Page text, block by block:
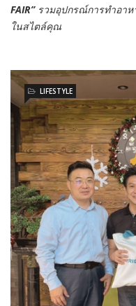
FAIR”รวมอุปกรณ์การทำอาห
ในสไตล์คุณ
LIFESTYLE